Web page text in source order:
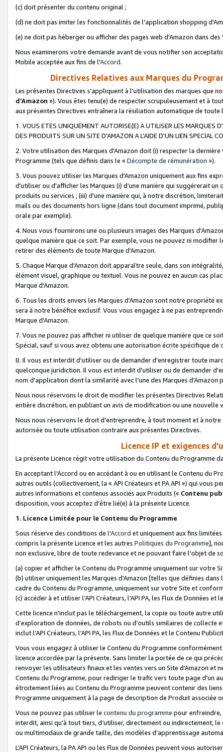
(c) doit présenter du contenu original ;
(d) ne doit pas imiter les fonctionnalités de l'application shopping
(e) ne doit pas héberger ou afficher des pages web d'Amazon dans
Nous examinerons votre demande avant de vous notifier son
Mobile acceptée aux fins de l'Accord.
Directives Relatives aux Marques du
Les présentes Directives s'appliquent à l'utilisation des marques que
d'Amazon »). Vous êtes tenu(e) de respecter scrupuleusement et à
aux présentes Directives entraînera la résiliation automatique de
1. VOUS ETES UNIQUEMENT AUTORISE(E) A UTILISER LES MARQUES
DES PRODUITS SUR UN SITE D'AMAZON A L'AIDE D'UN LIEN SPECIAL
2. Votre utilisation des Marques d'Amazon doit (i) respecter la
Programme (tels que définis dans le « Décompte de rémunération »).
3. Vous pouvez utiliser les Marques d'Amazon uniquement aux fins
d'utiliser ou d'afficher les Marques (i) d’une manière qui suggérerait
produits ou services ; (iii) d’une manière qui, à notre discrétion,
mails ou des documents hors ligne (dans tout document imprimé,
orale par exemple).
4. Nous vous fournirons une ou plusieurs images des Marques
quelque manière que ce soit. Par exemple, vous ne pouvez ni
retirer des éléments de toute Marque d'Amazon.
5. Chaque Marque d'Amazon doit apparaître seule, dans son
élément visuel, graphique ou textuel. Vous ne pouvez en aucun cas
Marque d'Amazon.
6. Tous les droits envers les Marques d'Amazon sont notre propriété
sera à notre bénéfice exclusif. Vous vous engagez à ne pas
Marque d'Amazon.
7. Vous ne pouvez pas afficher ni utiliser de quelque manière que ce
Spécial, sauf si vous avez obtenu une autorisation écrite spécifique de
8. Il vous est interdit d'utiliser ou de demander d'enregistrer toute
quelconque juridiction. Il vous est interdit d'utiliser ou de demander
nom d'application dont la similarité avec l'une des Marques
Nous nous réservons le droit de modifier les présentes Directives
entière discrétion, en publiant un avis de modification ou une nouvelle
Nous nous réservons le droit d'entreprendre, à tout moment et à
autorisée ou toute utilisation contraire aux présentes Directives.
Licence IP et exigences
La présente Licence régit votre utilisation du Contenu du Programme
En acceptant l'Accord ou en accédant à ou en utilisant le Contenu du
autres outils (collectivement, la « API Créateurs et PA API ») qui vous
autres informations et contenus associés aux Produits (« Contenu
disposition, vous acceptez d'être lié(e) à la présente Licence.
1. Licence Limitée pour le Contenu du Programme
Sous réserve des conditions de l'Accord et uniquement aux fins
compris la présente Licence et les autres Politiques du Programme],
non exclusive, libre de toute redevance et ne pouvant faire l'objet de
(a) copier et afficher le Contenu du Programme uniquement sur votre
(b) utiliser uniquement les Marques d'Amazon [telles que définies dans
cadre du Contenu du Programme, uniquement sur votre Site et
(c) accéder à et utiliser l’API Créateurs, l’API PA, les Flux de Données
Cette licence n'inclut pas le téléchargement, la copie ou toute autre
d’exploration de données, de robots ou d’outils similaires de
inclut l’API Créateurs, l’API PA, les Flux de Données et le Contenu
Vous vous engagez à utiliser le Contenu du Programme
licence accordée par la présente. Sans limiter la portée de ce qui
renvoyer les utilisateurs finaux et les ventes vers un Site d'Amazon et
Contenu du Programme, pour rediriger le trafic vers toute page d'un
étroitement liées au Contenu du Programme peuvent contenir des
Programme uniquement à la page de description de Produit associée
Vous ne pouvez pas utiliser le contenu du programme pour
interdit, ainsi qu’à tout tiers, d’utiliser, directement ou indirectement,
ou multimodaux de grande taille, des modèles d’apprentissage
L’API Créateurs, la PA API ou les Flux de Données peuvent vous